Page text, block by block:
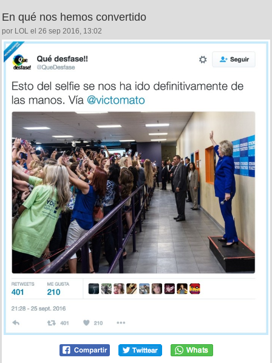
En qué nos hemos convertido
por LOL el 26 sep 2016, 13:02